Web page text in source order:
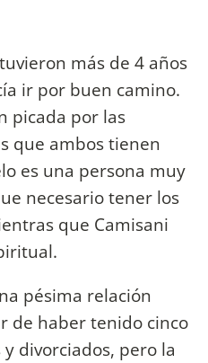
más de 4 años
ir por buen camino.
picada por las
que ambos tienen
es una persona muy
necesario tener los
que Camisani
pésima relación
de haber tenido cinco
divorciados, pero la